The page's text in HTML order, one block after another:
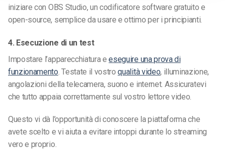
iniziare con OBS Studio, un codificatore software gratuito e
open-source, semplice da usare e ottimo per i principianti.
4. Esecuzione di un test
Impostare l’apparecchiatura eeseguire una prova di
funzionamento . Testate il vostroqualità video, illuminazione,
angolazioni della telecamera, suono e internet. Assicuratevi
che tutto appaia correttamente sul vostro lettore video.
Questo vi dà l’opportunità di conoscere la piattaforma che
avete scelto e vi aiuta a evitare intoppi durante lo streaming
vero e proprio.